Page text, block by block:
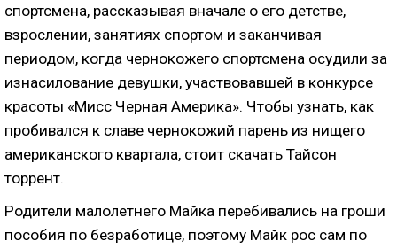
спортсмена, рассказывая вначале о его детстве,
взрослении, занятиях спортом и заканчивая
периодом, когда чернокожего спортсмена осудили за
изнасилование девушки, участвовавшей в конкурсе
красоты «Мисс Черная Америка». Чтобы узнать, как
пробивался к славе чернокожий парень из нищего
американского квартала, стоит скачать Тайсон
торрент.
Родители малолетнего Майка перебивались на гроши
пособия по безработице, поэтому Майк рос сам по